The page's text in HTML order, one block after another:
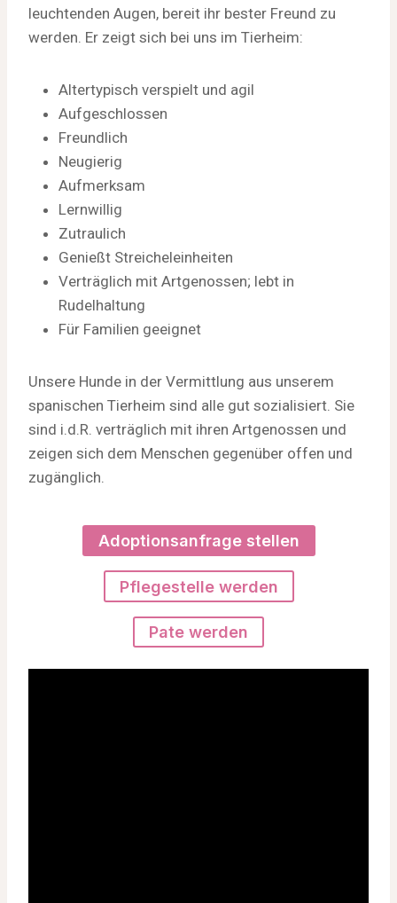
leuchtenden Augen, bereit ihr bester Freund zu
werden. Er zeigt sich bei uns im Tierheim:
Altertypisch verspielt und agil
Aufgeschlossen
Freundlich
Neugierig
Aufmerksam
Lernwillig
Zutraulich
Genießt Streicheleinheiten
Verträglich mit Artgenossen; lebt in
Rudelhaltung
Für Familien geeignet
Unsere Hunde in der Vermittlung aus unserem
spanischen Tierheim sind alle gut sozialisiert. Sie
sind i.d.R. verträglich mit ihren Artgenossen und
zeigen sich dem Menschen gegenüber offen und
zugänglich.
Adoptionsanfrage stellen
Pflegestelle werden
Pate werden